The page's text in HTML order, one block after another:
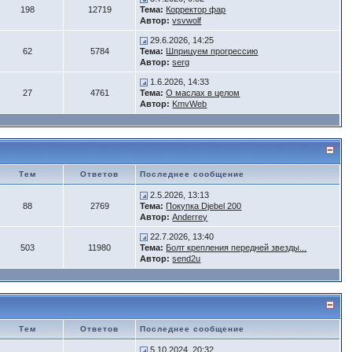
198 12719
Тема: Корректор фар
Автор: vsvwolf
62 5784
29.6.2026, 14:25
Тема: Шприцуем прогрессию
Автор: serg
27 4761
1.6.2026, 14:33
Тема: О маслах в целом
Автор: KmvWeb
Тем Ответов Последнее сообщение
88 2769
2.5.2026, 13:13
Тема: Покупка Djebel 200
Автор: Anderrey
503 11980
22.7.2026, 13:40
Тема: Болт крепления передней звезды...
Автор: send2u
Тем Ответов Последнее сообщение
5.10.2024, 20:32